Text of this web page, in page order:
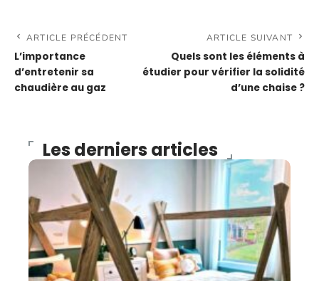
ARTICLE PRÉCÉDENT
L’importance
d’entretenir sa
chaudière au gaz
ARTICLE SUIVANT
Quels sont les éléments à
étudier pour vérifier la solidité
d’une chaise ?
Les derniers articles